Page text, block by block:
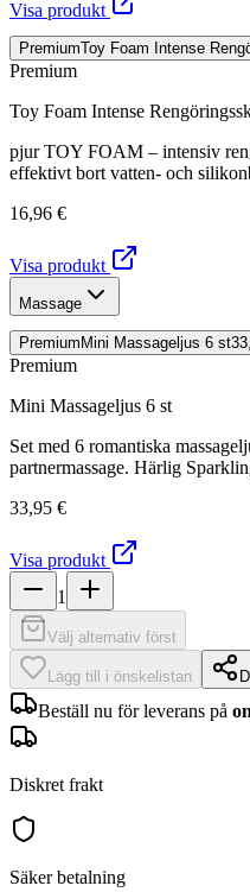
Visa produkt
PremiumToy Foam Intense
Premium
Toy Foam Intense
pjur TOY FOAM – intensiv
effektivt bort vatten- och
16,96 €
Visa produkt
Massage
Premium Mini Massageljus 6 st
Premium
Mini Massageljus 6 st
Set med 6 romantiska
partnermassage. Härlig
33,95 €
Visa produkt
1
Välj alternativ först
Lägg till i önskelistan
Beställ nu för leverans på
Diskret frakt
Säker betalning